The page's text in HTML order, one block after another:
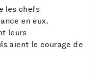
les chefs
en eux.
leurs
aient le courage de